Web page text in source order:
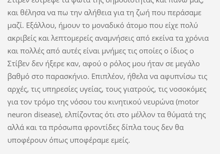
και θέλησα να πω την αλήθεια για τη ζωή που περάσαμε
μαζί. Εξάλλου, ήμουν το μοναδικό άτομο που είχε πολύ
ακριβείς και λεπτομερείς αναμνήσεις από εκείνα τα χρόνια
και πολλές από αυτές είναι μνήμες τις οποίες ο ίδιος ο
Στίβεν δεν ήξερε καν, αφού ο ρόλος μου ήταν σε μεγάλο
βαθμό στο παρασκήνιο. Επιπλέον, ήθελα να αφυπνίσω τις
αρχές, τις υπηρεσίες υγείας, τους γιατρούς, τις νοσοκόμες
για τον τρόμο της νόσου του κινητικού νευρώνα (motor
neuron disease), ελπίζοντας ότι στο μέλλον τα θύματά της
αλλά και τα πρόσωπα φροντίδες δίπλα τους δεν θα
υποφέρουν όπως υποφέραμε εμείς.